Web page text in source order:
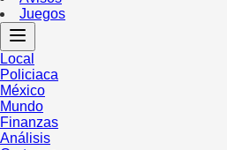
Juegos
Local
Policiaca
México
Mundo
Finanzas
Análisis